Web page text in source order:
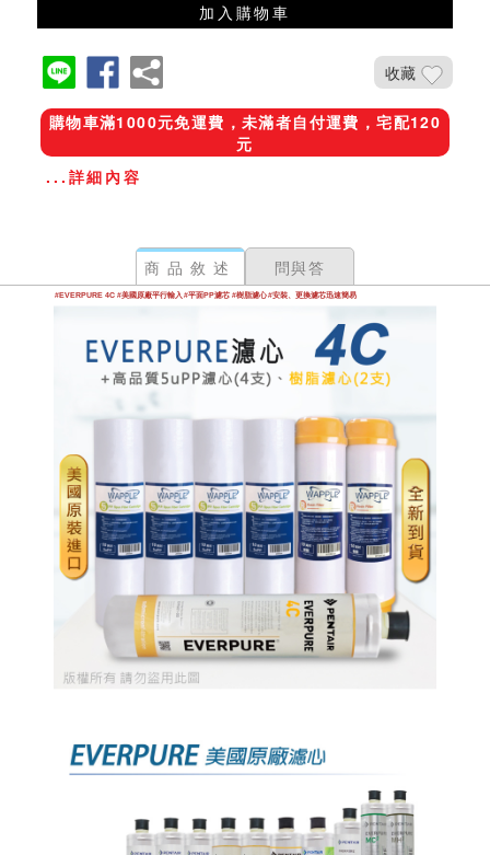
加入購物車
收藏
購物車滿1000元免運費，未滿者自付運費，宅配120
元
...詳細內容
商品敘述 問與答